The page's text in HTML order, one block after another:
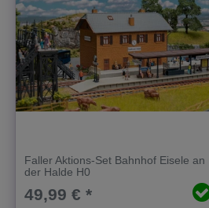
Faller Aktions-Set Bahnhof Eisele an
der Halde H0
49,99 € *